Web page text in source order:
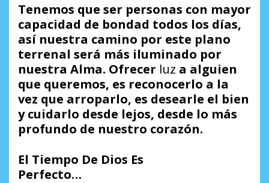
Tenemos que ser personas con mayor
capacidad de bondad todos los días,
así nuestra camino por este plano
terrenal será más iluminado por
nuestra Alma. Ofrecer luz a alguien
que queremos, es reconocerlo a la
vez que arroparlo, es desearle el bien
y cuidarlo desde lejos, desde lo más
profundo de nuestro corazón.
El Tiempo De Dios Es
Perfecto…